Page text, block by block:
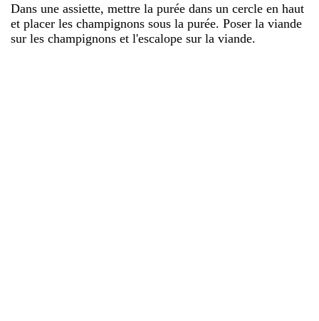
Dans une assiette, mettre la purée dans un cercle en haut
et placer les champignons sous la purée. Poser la viande
sur les champignons et l'escalope sur la viande.